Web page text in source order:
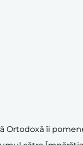
Ortodoxă îi